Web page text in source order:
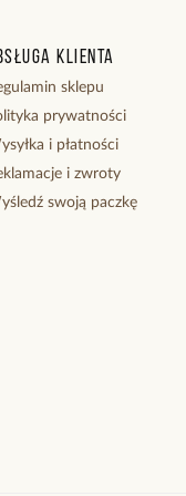
klienta
sklepu
prywatności
i płatności
i zwroty
swoją paczkę